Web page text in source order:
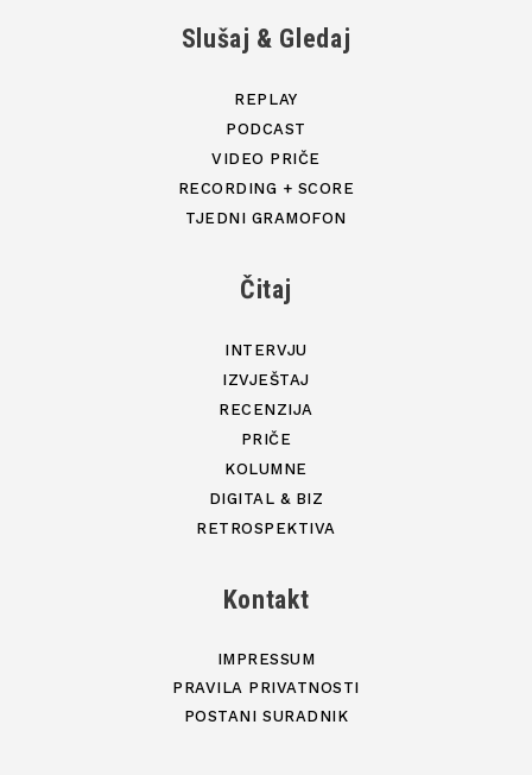
Slušaj & Gledaj
REPLAY
PODCAST
VIDEO PRIČE
RECORDING + SCORE
TJEDNI GRAMOFON
Čitaj
INTERVJU
IZVJEŠTAJ
RECENZIJA
PRIČE
KOLUMNE
DIGITAL & BIZ
RETROSPEKTIVA
Kontakt
IMPRESSUM
PRAVILA PRIVATNOSTI
POSTANI SURADNIK